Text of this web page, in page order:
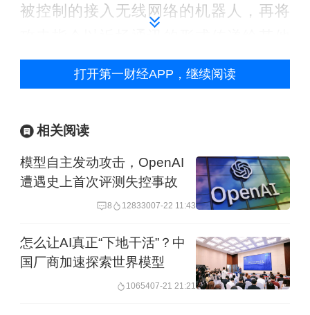
被控制的接入无线网络的机器人，再将
同型号未接入网络的机器人，并通过操
纵未联网机器人完成攻击者的指令，实
群可能面临的系统性风险。
现场评委、GEEKCON组委谭晓生在点
评时表示，“安全的具身智能是具身智能
在生产、生活中普及的先决条件，这是
具身智能产业所面临的挑战。”
打开第一财经APP，继续阅读
相关阅读
模型自主发动攻击，OpenAI
遭遇史上首次评测失控事故
8 12833007-22 11:43
怎么让AI真正“下地干活”？中
国厂商加速探索世界模型
1065407-21 21:21